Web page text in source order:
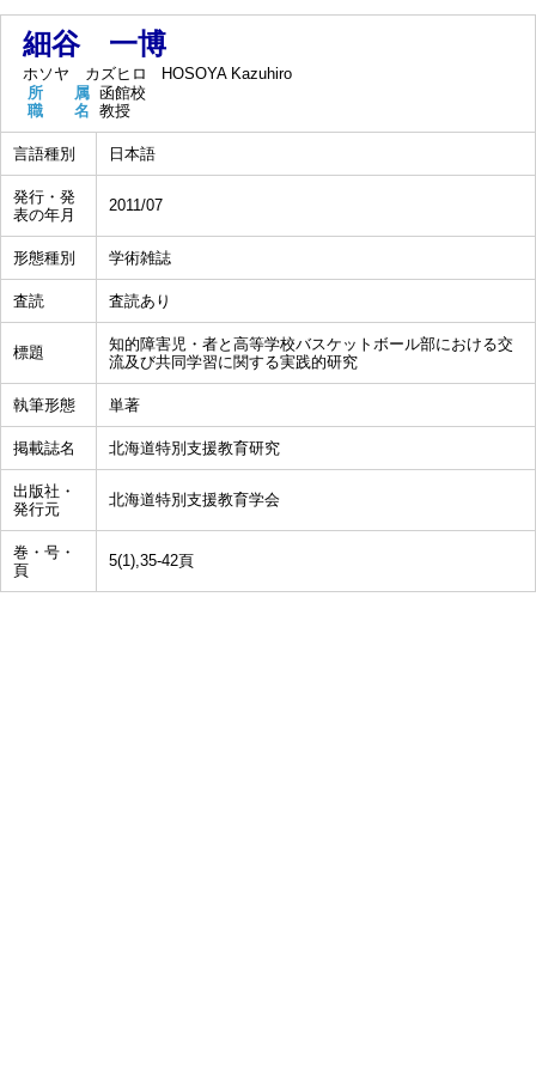
細谷 一博
ホソヤ カズヒロ
HOSOYA Kazuhiro
所 属 函館校
職 名 教授
言語種別 日本語
発行・発
表の年月
2011/07
形態種別 学術雑誌
査読 査読あり
標題
知的障害児・者と高等学校バスケットボール部における交
流及び共同学習に関する実践的研究
執筆形態 単著
掲載誌名 北海道特別支援教育研究
出版社・
発行元
北海道特別支援教育学会
巻・号・
頁
5(1),35-42頁